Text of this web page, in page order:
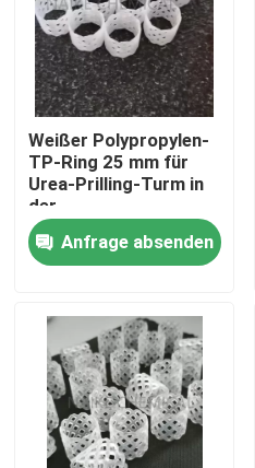
Über uns
Werksbesichtigung
Qualitätskontrolle
Kontakt mit uns
Bitte um ein Angebot
PSA-Molekularsiet
Molekulare Siebe Zeolith
Weißer Polypropylen-
TP-Ring 25 mm für
Urea-Prilling-Turm in
der
Düngemittelindustrie
Anfrage absenden